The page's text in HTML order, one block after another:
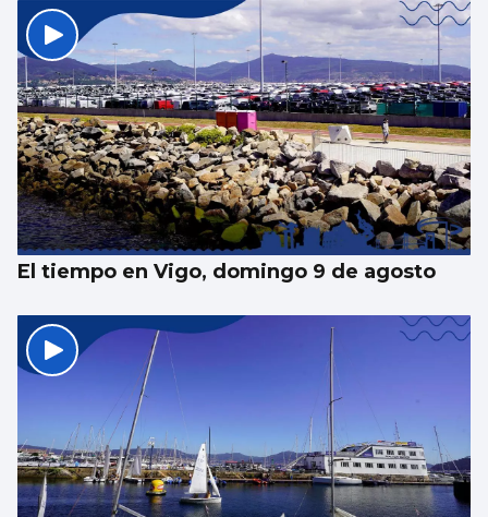
El tiempo en Vigo, domingo 9 de agosto